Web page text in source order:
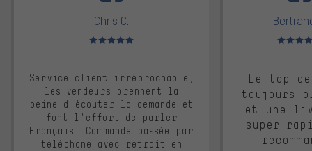
Chris C.
Note moyenne : 5 sur 5
Service client irréprochable,
les vendeurs prennent la
peine d'écouter la demande et
font l'effort de parler
Français. Commande passée par
téléphone avec retrait en
Note
Le top
toujours
et une
super